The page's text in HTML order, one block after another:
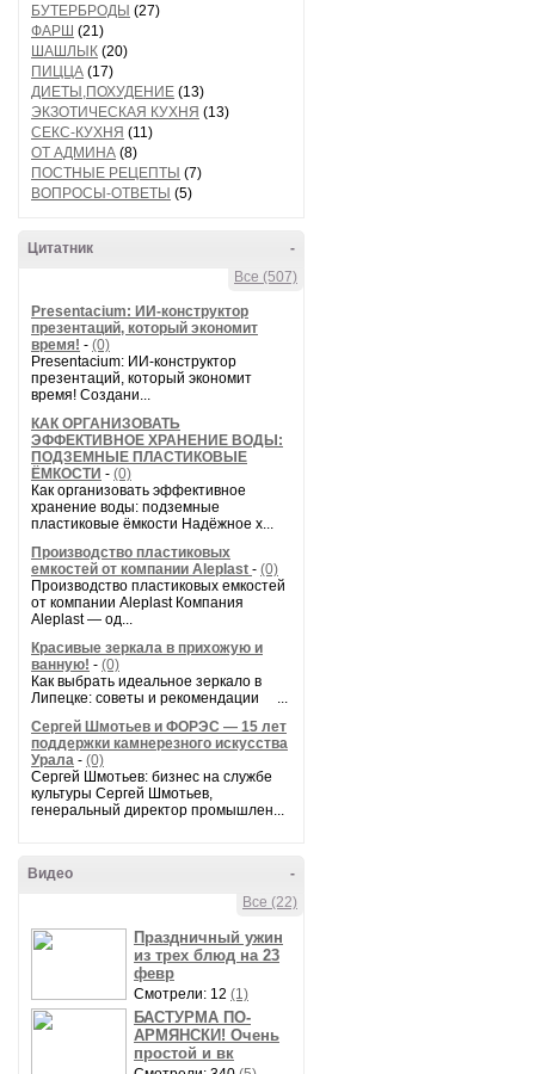
БУТЕРБРОДЫ (27)
ФАРШ (21)
ШАШЛЫК (20)
ПИЦЦА (17)
ДИЕТЫ,ПОХУДЕНИЕ (13)
ЭКЗОТИЧЕСКАЯ КУХНЯ (13)
СЕКС-КУХНЯ (11)
ОТ АДМИНА (8)
ПОСТНЫЕ РЕЦЕПТЫ (7)
ВОПРОСЫ-ОТВЕТЫ (5)
-
Цитатник
Все (507)
Presentacium: ИИ‑конструктор
презентаций, который экономит
время! - (0)
Presentacium: ИИ‑конструктор
презентаций, который экономит
время! Создани...
КАК ОРГАНИЗОВАТЬ
ЭФФЕКТИВНОЕ ХРАНЕНИЕ ВОДЫ:
ПОДЗЕМНЫЕ ПЛАСТИКОВЫЕ
ЁМКОСТИ - (0)
Как организовать эффективное
хранение воды: подземные
пластиковые ёмкости Надёжное х...
Производство пластиковых
емкостей от компании Aleplast - (0)
Производство пластиковых емкостей
от компании Aleplast Компания
Aleplast — од...
Красивые зеркала в прихожую и
ванную! - (0)
Как выбрать идеальное зеркало в
Липецке: советы и рекомендации ...
Сергей Шмотьев и ФОРЭС — 15 лет
поддержки камнерезного искусства
Урала - (0)
Сергей Шмотьев: бизнес на службе
культуры Сергей Шмотьев,
генеральный директор промышлен...
-
Видео
Все (22)
Праздничный ужин
из трех блюд на 23
февр
Смотрели: 12 (1)
БАСТУРМА ПО-
АРМЯНСКИ! Очень
простой и вк